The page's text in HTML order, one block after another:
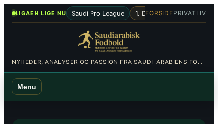
SpringLIGAEN LIGE NU Saudi Pro League 1. Division Al-Hilal•Al-
FORSIDEPRIVATLIV
NYHEDER, ANALYSER OG PASSION FRA SAUDI-ARABIENS FODBOLDBANER
Menu